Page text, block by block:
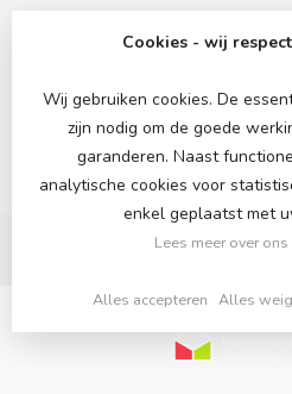
Cookies - wij
Wij gebruiken cookies. De
zijn nodig om de goede
garanderen. Naast
analytische cookies voor
enkel geplaatst met
Lees meer over
Alles accepteren Alles